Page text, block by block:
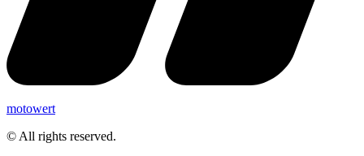
motowert
© All rights reserved.